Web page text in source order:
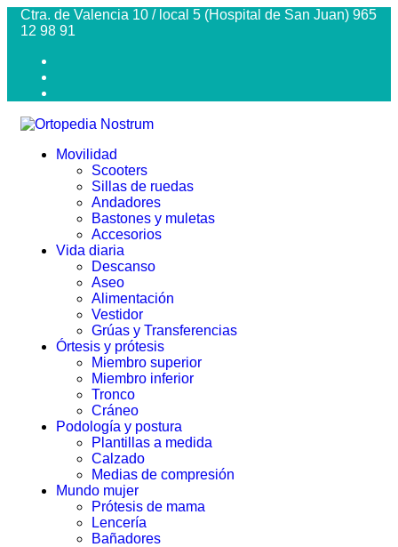
Ctra. de Valencia 10 / local 5 (Hospital de San Juan) 965
12 98 91
Movilidad
Scooters
Sillas de ruedas
Andadores
Bastones y muletas
Accesorios
Vida diaria
Descanso
Aseo
Alimentación
Vestidor
Grúas y Transferencias
Órtesis y prótesis
Miembro superior
Miembro inferior
Tronco
Cráneo
Podología y postura
Plantillas a medida
Calzado
Medias de compresión
Mundo mujer
Prótesis de mama
Lencería
Bañadores